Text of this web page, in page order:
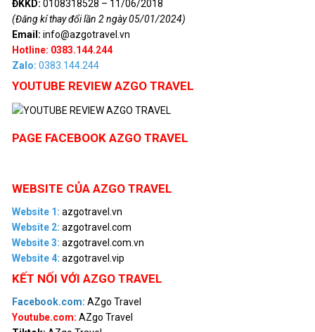
ĐKKD: 0108318528 – 11/06/2018
(Đăng kí thay đổi lần 2 ngày 05/01/2024)
Email: info@azgotravel.vn
Hotline: 0383.144.244
Zalo: 0383.144.244
YOUTUBE REVIEW AZGO TRAVEL
PAGE FACEBOOK AZGO TRAVEL
WEBSITE CỦA AZGO TRAVEL
Website 1: azgotravel.vn
Website 2: azgotravel.com
Website 3: azgotravel.com.vn
Website 4: azgotravel.vip
KẾT NỐI VỚI AZGO TRAVEL
Facebook.com: AZgo Travel
Youtube.com: AZgo Travel